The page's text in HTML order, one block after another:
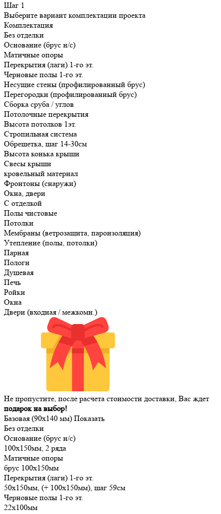
Шаг 1
Выберите вариант комплектации проекта
Комплектация
Без отделки
Основание (брус н/с)
Матичные опоры
Перекрытия (лаги) 1-го эт.
Черновые полы 1-го эт.
Несущие стены (профилированный брус)
Перегородки (профилированный брус)
Сборка сруба / углов
Потолочные перекрытия
Высота потолков 1эт.
Стропильная система
Обрешетка, шаг 14-30см
Высота конька крыши
Свесы крыши
кровельный материал
Фронтоны (снаружи)
Окна, двери
С отделкой
Полы чистовые
Потолки
Мембраны (ветрозащита, пароизоляция)
Утепление (полы, потолки)
Парная
Пологи
Душевая
Печь
Ройки
Окна
Двери (входная / межкомн.)
Не пропустите, после расчета стоимости доставки, Вас ждет
подарок на выбор!
Базовая (90х140 мм) Показать
Без отделки
Основание (брус н/с)
100х150мм, 2 ряда
Матичные опоры
брус 100х150мм
Перекрытия (лаги) 1-го эт.
50х150мм, (+ 100х150мм), шаг 59см
Черновые полы 1-го эт.
22х100мм